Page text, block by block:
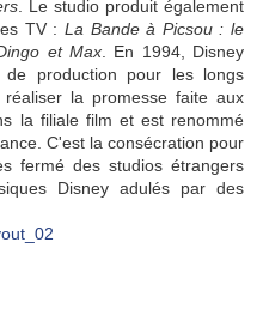
. Le studio produit également
TV : La Bande à Picsou : le
et Max. En 1994, Disney
production pour les longs
la promesse faite aux
la filiale film et est renommé
C'est la consécration pour
fermé des studios étrangers
Disney adulés par des